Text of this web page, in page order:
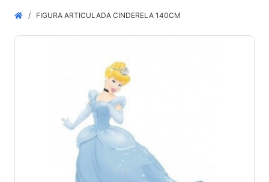
FIGURA ARTICULADA CINDERELA 140CM